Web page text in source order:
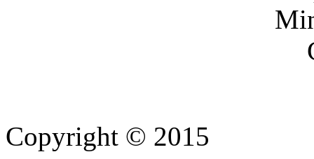
Copyright © 2015